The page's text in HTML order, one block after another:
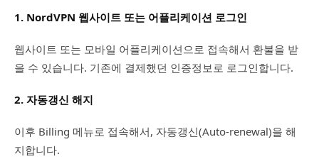
1. NordVPN 웹사이트 또는 어플리케이션 로그인
웹사이트 또는 모바일 어플리케이션으로 접속해서 환불을 받
을 수 있습니다. 기존에 결제했던 인증정보로 로그인합니다.
2. 자동갱신 해지
이후 Billing 메뉴로 접속해서, 자동갱신(Auto-renewal)을 해
지합니다.